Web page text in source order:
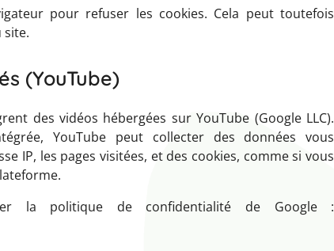
pour refuser les cookies. Cela peut toutefois
site.
(YouTube)
des vidéos hébergées sur YouTube (Google LLC).
YouTube peut collecter des données vous
IP, les pages visitées, et des cookies, comme si vous
la politique de confidentialité de Google :